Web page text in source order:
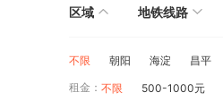
区域 地铁线路
不限 朝阳 海淀 昌平
租金： 不限 500-1000元